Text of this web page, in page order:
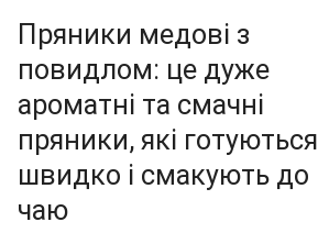
Пряники медові з
повидлом: це дуже
ароматні та смачні
пряники, які готуються
швидко і смакують до
чаю